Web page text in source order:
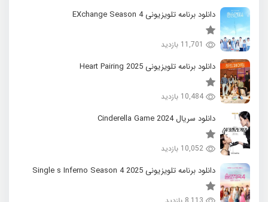
دانلود برنامه تلویزیونی EXchange Season 4
11,701 بازدید
دانلود برنامه تلویزیونی 2025 Heart Pairing
10,484 بازدید
دانلود سریال 2024 Cinderella Game
10,052 بازدید
دانلود برنامه تلویزیونی 2025 Single s Inferno Season 4